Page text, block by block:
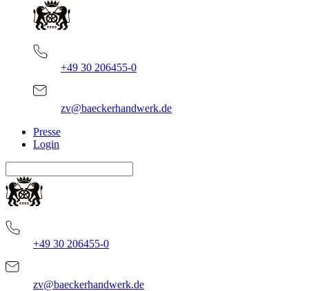
+49 30 206455-0
zv@baeckerhandwerk.de
Presse
Login
+49 30 206455-0
zv@baeckerhandwerk.de